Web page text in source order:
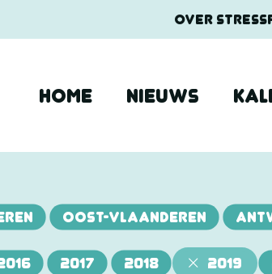
OVER
HOME NIEUWS
OOST-VLAANDEREN
2017 2018 2019